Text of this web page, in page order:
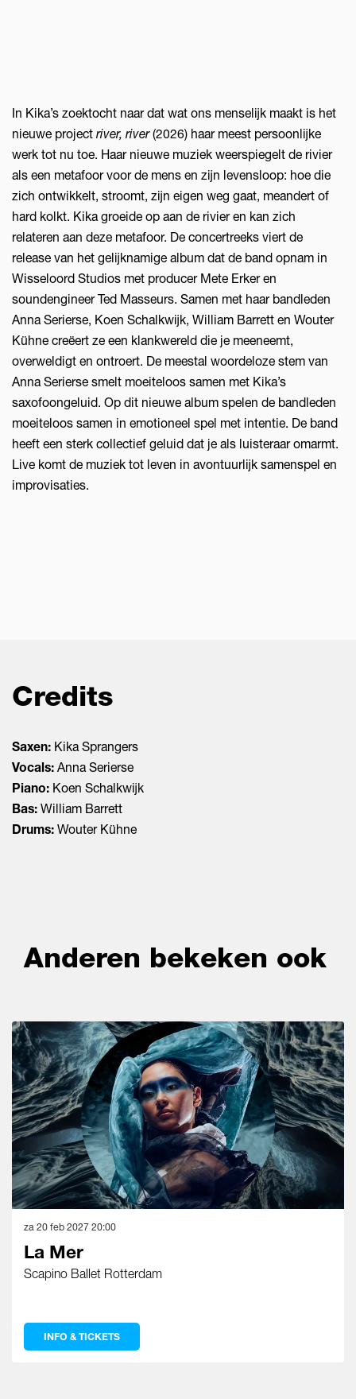
In Kika’s zoektocht naar dat wat ons menselijk maakt is het
nieuwe project river, river(2026) haar meest persoonlijke
werk tot nu toe. Haar nieuwe muziek weerspiegelt de rivier
als een metafoor voor de mens en zijn levensloop: hoe die
zich ontwikkelt, stroomt, zijn eigen weg gaat, meandert of
hard kolkt. Kika groeide op aan de rivier en kan zich
relateren aan deze metafoor. De concertreeks viert de
release van het gelijknamige album dat de band opnam in
Wisseloord Studios met producer Mete Erker en
soundengineer Ted Masseurs. Samen met haar bandleden
Anna Serierse, Koen Schalkwijk, William Barrett en Wouter
Kühne creëert ze een klankwereld die je meeneemt,
overweldigt en ontroert. De meestal woordeloze stem van
Anna Serierse smelt moeiteloos samen met Kika’s
saxofoongeluid. Op dit nieuwe album spelen de bandleden
moeiteloos samen in emotioneel spel met intentie. De band
heeft een sterk collectief geluid dat je als luisteraar omarmt.
Live komt de muziek tot leven in avontuurlijk samenspel en
improvisaties.
Credits
Saxen: Kika Sprangers
Vocals: Anna Serierse
Piano: Koen Schalkwijk
Bas: William Barrett
Drums: Wouter Kühne
Anderen bekeken ook
La Mer
Scapino Ballet Rotterdam
za 20 feb 2027 20:00
INFO & TICKETS